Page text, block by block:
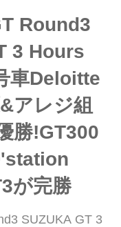
る今大会だった
...
Round3
3 Hours
車Deloitte
アレジ組
勝!GT300
が完勝
SUZUKA GT 3